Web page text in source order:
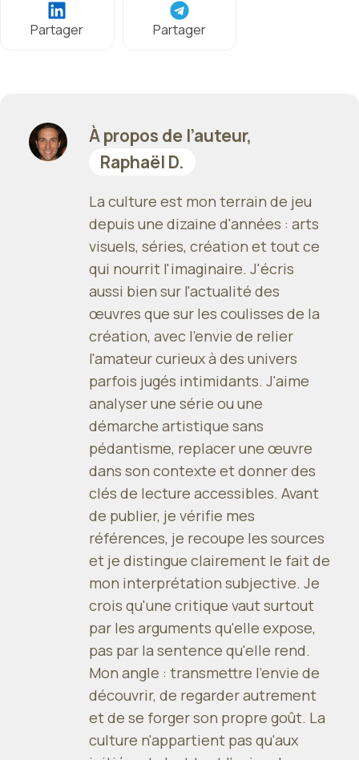
Partager Partager
À propos de l’auteur,
Raphaël D.
La culture est mon terrain de jeu
depuis une dizaine d'années : arts
visuels, séries, création et tout ce
qui nourrit l'imaginaire. J'écris
aussi bien sur l'actualité des
œuvres que sur les coulisses de la
création, avec l'envie de relier
l'amateur curieux à des univers
parfois jugés intimidants. J'aime
analyser une série ou une
démarche artistique sans
pédantisme, replacer une œuvre
dans son contexte et donner des
clés de lecture accessibles. Avant
de publier, je vérifie mes
références, je recoupe les sources
et je distingue clairement le fait de
mon interprétation subjective. Je
crois qu'une critique vaut surtout
par les arguments qu'elle expose,
pas par la sentence qu'elle rend.
Mon angle : transmettre l'envie de
découvrir, de regarder autrement
et de se forger son propre goût. La
culture n'appartient pas qu'aux